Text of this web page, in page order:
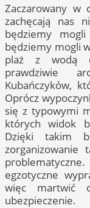
Zaczarowany w
zachęcają nas
będziemy
będziemy mogli
plaż z wodą
prawdziwie
Kubańczyków,
Oprócz
się z typowymi
których widok
Dzięki takim
zorganizowanie
egzotyczne
więc martwić
ubezpieczenie.